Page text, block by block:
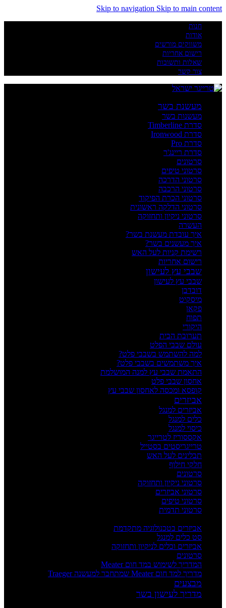
Skip to navigation Skip to main content
חנות
אודות
משווקים מורשים
רישום אחריות
שאלות ותשובות
צור קשר
מעשנת בשר
מעשנות בשר
סדרת Timberline
סדרת Ironwood
סדרת Pro
סדרת ריינג'ר
סרטונים
סרטוני טיפים
סרטוני הדרכה
סרטוני הרכבה
סרטוני הכרת הפיקוד
סרטוני הדלקה ראשונית
סרטוני ניקיון ותחזוקה
העשרה
איך עובדת מעשנת בשר?
איך מעשנים בשר?
רשימת קניות לעל האש
רישום אחריות
שבבי עץ לעישון
שבבי עץ לעישון
דובדבן
מיסקיט
פקאן
תפוח
היקורי
תערובת הבית
עולם שבבי הפלט
למה להשתמש בשבבי פלט?
איך משתמשים בשבבי פלט?
התאמת שבבי עץ למנה המושלמת
אחסון שבבי פלט
קופסא ומכסה לאחסון שבבי עץ
אביזרים
אביזרים למנגל
כלים למנגל
כיסוי למנגל
אקססוריז לטרייגר
טרייגריסטים בסטייל
תבלינים לעל האש
חלקי חילוף
סרטונים
סרטוני ניקיון ותחזוקה
סרטוני אביזרים
סרטוני טיפים
סרטוני תדמית
אביזרים בטכנולוגיה מתקדמת
סט כלים למנגל
אביזרים וכלים לניקיון ותחזוקה
סרטונים
המדריך לשימוש במד חום Meater
מדריך למד חום Meater שמתחבר למעשנה Traeger
מבצעים
מדריך לעישון בשר